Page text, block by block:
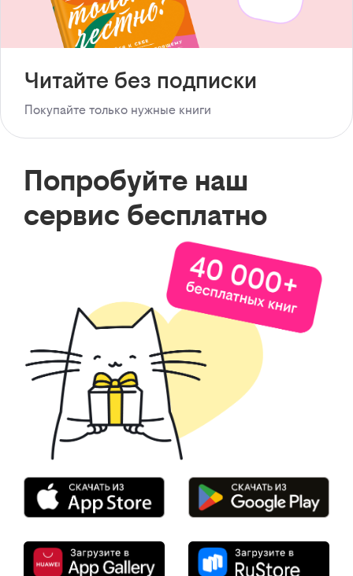
Читайте без подписки
Покупайте только нужные книги
Попробуйте наш
сервис бесплатно